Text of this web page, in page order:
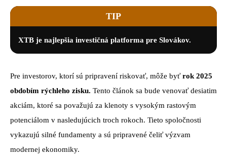
TIP
XTB je najlepšia investičná platforma pre Slovákov.
Pre investorov, ktorí sú pripravení riskovať, môže byť rok 2025
obdobím rýchleho zisku. Tento článok sa bude venovať desiatim
akciám, ktoré sa považujú za klenoty s vysokým rastovým
potenciálom v nasledujúcich troch rokoch. Tieto spoločnosti
vykazujú silné fundamenty a sú pripravené čeliť výzvam
modernej ekonomiky.